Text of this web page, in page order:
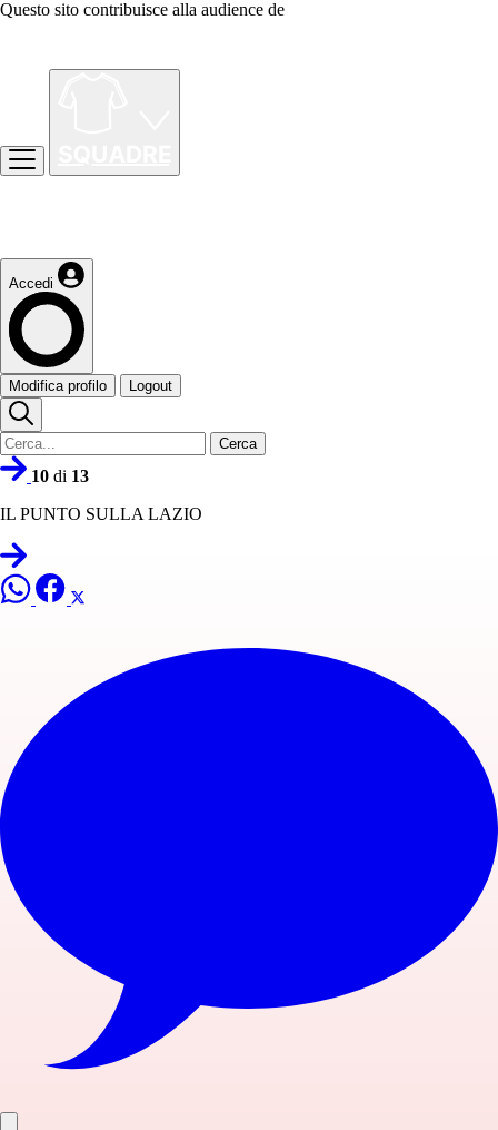
Questo sito contribuisce alla audience de
Accedi
Modifica profilo Logout
Cerca
10 di 13
IL PUNTO SULLA LAZIO